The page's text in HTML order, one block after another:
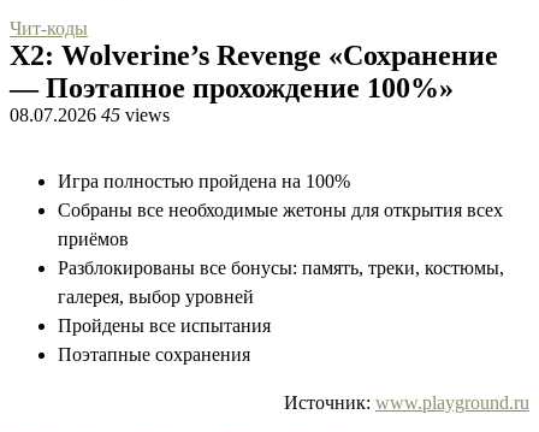
Чит-коды
X2: Wolverine’s Revenge «Сохранение
— Поэтапное прохождение 100%»
08.07.2026 45 views
Игра полностью пройдена на 100%
Собраны все необходимые жетоны для открытия всех
приёмов
Разблокированы все бонусы: память, треки, костюмы,
галерея, выбор уровней
Пройдены все испытания
Поэтапные сохранения
Источник: www.playground.ru